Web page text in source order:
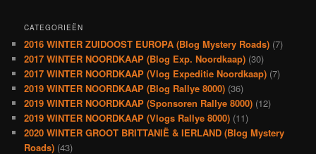
CATEGORIEËN
2016 WINTER ZUIDOOST EUROPA (Blog Mystery Roads) (7)
2017 WINTER NOORDKAAP (Blog Exp. Noordkaap) (30)
2017 WINTER NOORDKAAP (Vlog Expeditie Noordkaap) (7)
2019 WINTER NOORDKAAP (Blog Rallye 8000) (36)
2019 WINTER NOORDKAAP (Sponsoren Rallye 8000) (12)
2019 WINTER NOORDKAAP (Vlogs Rallye 8000) (11)
2020 WINTER GROOT BRITTANIË & IERLAND (Blog Mystery
Roads) (43)